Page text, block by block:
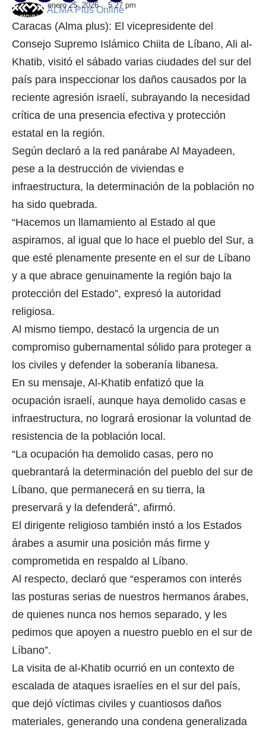
ALMA Plus Online
enero 25, 2026 5:27 pm
Caracas (Alma plus): El vicepresidente del
Consejo Supremo Islámico Chiita de Líbano, Ali al-
Khatib, visitó el sábado varias ciudades del sur del
país para inspeccionar los daños causados por la
reciente agresión israelí, subrayando la necesidad
crítica de una presencia efectiva y protección
estatal en la región.
Según declaró a la red panárabe Al Mayadeen,
pese a la destrucción de viviendas e
infraestructura, la determinación de la población no
ha sido quebrada.
“Hacemos un llamamiento al Estado al que
aspiramos, al igual que lo hace el pueblo del Sur, a
que esté plenamente presente en el sur de Líbano
y a que abrace genuinamente la región bajo la
protección del Estado”, expresó la autoridad
religiosa.
Al mismo tiempo, destacó la urgencia de un
compromiso gubernamental sólido para proteger a
los civiles y defender la soberanía libanesa.
En su mensaje, Al-Khatib enfatizó que la
ocupación israelí, aunque haya demolido casas e
infraestructura, no logrará erosionar la voluntad de
resistencia de la población local.
“La ocupación ha demolido casas, pero no
quebrantará la determinación del pueblo del sur de
Líbano, que permanecerá en su tierra, la
preservará y la defenderá”, afirmó.
El dirigente religioso también instó a los Estados
árabes a asumir una posición más firme y
comprometida en respaldo al Líbano.
Al respecto, declaró que “esperamos con interés
las posturas serias de nuestros hermanos árabes,
de quienes nunca nos hemos separado, y les
pedimos que apoyen a nuestro pueblo en el sur de
Líbano”.
La visita de al-Khatib ocurrió en un contexto de
escalada de ataques israelíes en el sur del país,
que dejó víctimas civiles y cuantiosos daños
materiales, generando una condena generalizada